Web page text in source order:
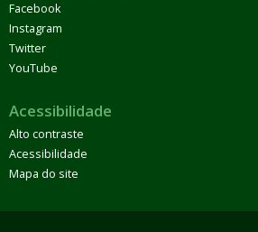
Facebook
Instagram
Twitter
YouTube
Acessibilidade
Alto contraste
Acessibilidade
Mapa do site